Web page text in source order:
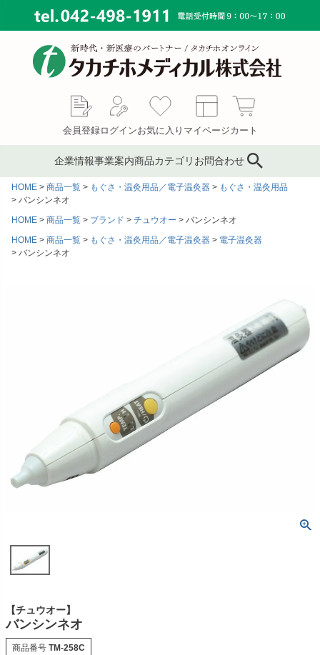
会員登録ログインお気に入り マイページカート
企業情報
会社概要
MAP
代表あいさつ
事業案内
サプライ事業
コンサルティング
メディカルインテリア
商品カテゴリ
ブランド 鍼灸鍼・鍼用品
ピンセット／ハサミ・ギ
ブス剪刀
もぐさ・温灸用品／電子
温灸器
サポート用品
スポーツケア用品 消毒剤
消毒機器
検査器具
冷・温感パップ用品／軟
膏
テーブル・ベッド
お問合わせ
HOME 商品一覧 もぐさ・温灸用品／電子温灸器
もぐさ・温灸用品
バンシンネオ
HOME
商品一覧 ブランド チュウオー
バンシンネオ
HOME
商品一覧 もぐさ・温灸用品／電子温灸器
電子温灸器
バンシンネオ
【チュウオー】
バンシンネオ
商品番号 TM-258C